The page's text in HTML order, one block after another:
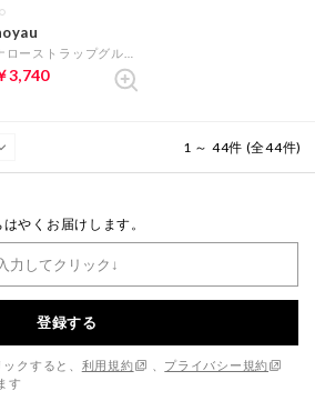
3,740
1 ～ 44件 (全44件)
やくお届けします。
登録する
クすると、 利用規約
プライバシー規約
す